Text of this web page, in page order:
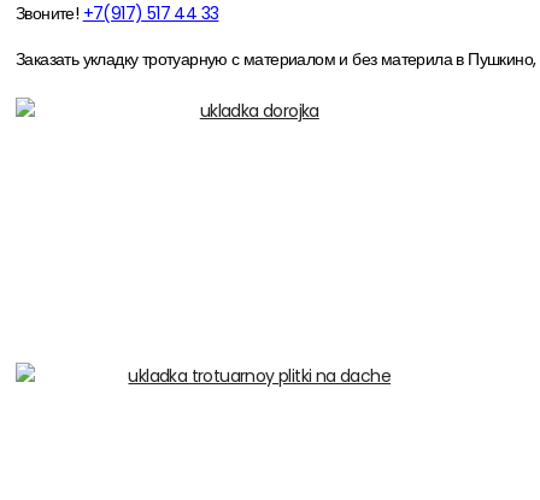
Звоните! +7(917) 517 44 33
Заказать укладку тротуарную с материалом и без материла в